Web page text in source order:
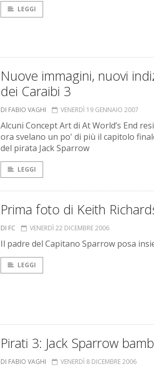
LEGGI
Nuove immagini, nuovi
dei Caraibi 3
DI FABIO VAGHI VENERDÌ 19 GENNAIO 2007
Alcuni Concept Art di At World’s End
ora svelano un po' di più il capitolo
del pirata Jack Sparrow
LEGGI
Prima foto di Keith
DI FC VENERDÌ 22 DICEMBRE 2006
Il padre del Capitano Sparrow posa
LEGGI
Pirati 3: Jack Sparrow
DI FABIO VAGHI VENERDÌ 8 DICEMBRE 2006